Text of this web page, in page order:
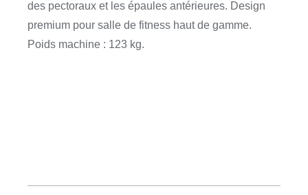
des pectoraux et les épaules antérieures. Design
premium pour salle de fitness haut de gamme.
Poids machine : 123 kg.